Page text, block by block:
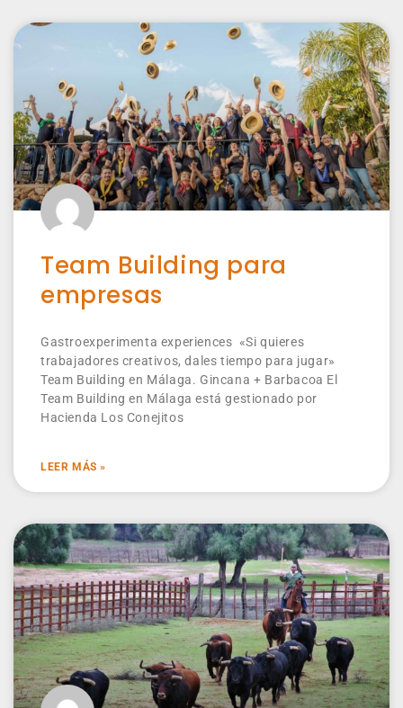
Team Building para
empresas
Gastroexperimenta experiences «Si quieres
trabajadores creativos, dales tiempo para jugar»
Team Building en Málaga. Gincana + Barbacoa El
Team Building en Málaga está gestionado por
Hacienda Los Conejitos
LEER MÁS »